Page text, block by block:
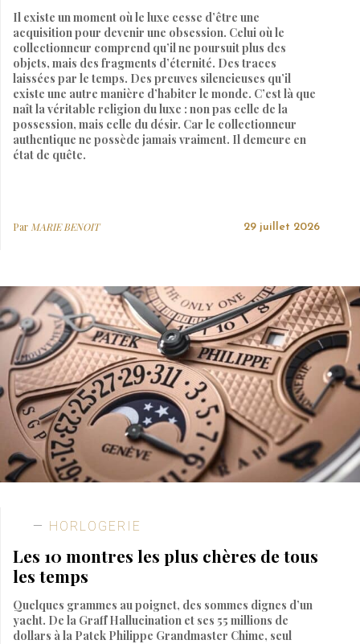
Il existe un moment où le luxe cesse d’être une
acquisition pour devenir une obsession. Celui où le
collectionneur comprend qu’il ne poursuit plus des
objets, mais des fragments d’éternité. Des traces
laissées par le temps. Des preuves silencieuses qu’il
existe une autre manière d’habiter le monde. C’est là que
naît la véritable religion du luxe : non pas celle de la
possession, mais celle du désir. Car le collectionneur
authentique ne possède jamais vraiment. Il demeure en
état de quête.
Par MARIE BENOIT 29 juillet 2026
HORLOGERIE
Les 10 montres les plus chères de tous
les temps
Quelques grammes au poignet, des sommes dignes d’un
yacht. De la Graff Hallucination et ses 55 millions de
dollars à la Patek Philippe Grandmaster Chime, seul